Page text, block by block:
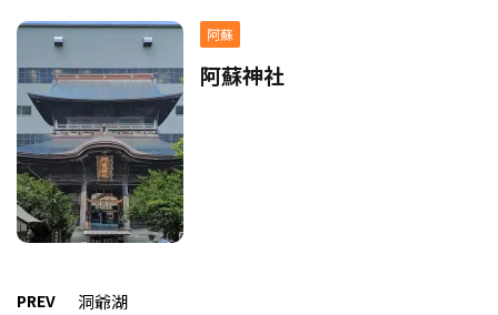
阿蘇
阿蘇神社
PREV 洞爺湖